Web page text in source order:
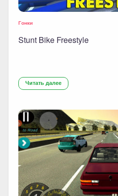
Гонки
Stunt Bike Freestyle
Читать далее